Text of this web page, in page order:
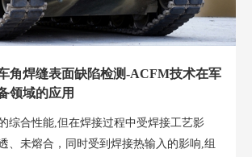
角焊缝表面缺陷检测-ACFM技术在军
领域的应用
综合性能,但在焊接过程中受焊接工艺影
、未熔合，同时受到焊接热输入的影响,组